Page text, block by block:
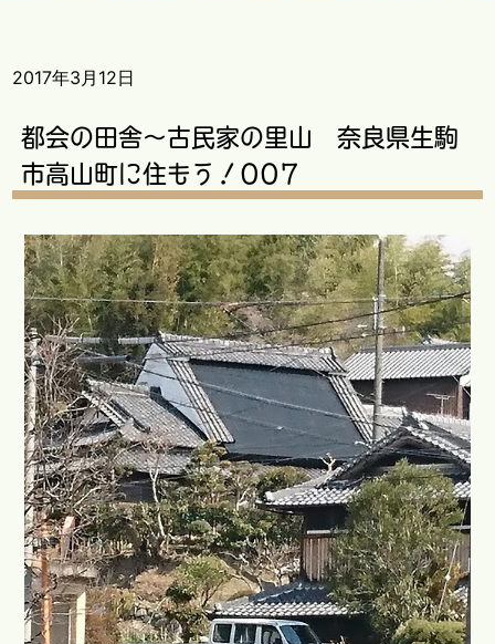
2017年3月12日
都会の田舎～古民家の里山 奈良県生駒
市高山町に住もう！007